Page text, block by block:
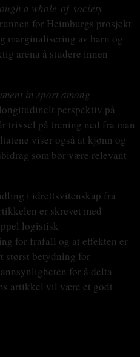
a whole-of-society
for Heimburgs prosjekt
marginalisering av barn og
arena å studere innen
in sport among
perspektiv på
trivsel på trening ned fra man
viser også at kjønn og
som bør være relevant
i idrettsvitenskap fra
er skrevet med
logistisk
for frafall og at effekten er
størst betydning for
for å delta
artikkel vil være et godt